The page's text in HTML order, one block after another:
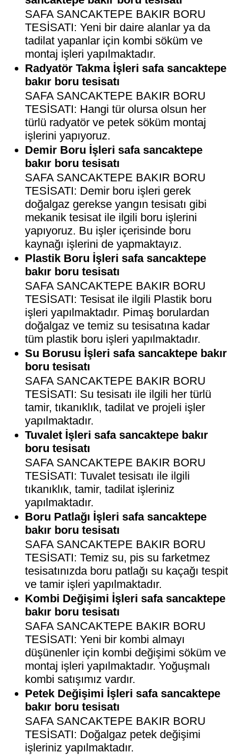
SAFA SANCAKTEPE BAKIR BORU
TESİSATI: Yeni bir daire alanlar ya da
tadilat yapanlar için kombi söküm ve
montaj işleri yapılmaktadır.
Radyatör Takma İşleri safa sancaktepe
bakır boru tesisatı
SAFA SANCAKTEPE BAKIR BORU
TESİSATI: Hangi tür olursa olsun her
türlü radyatör ve petek söküm montaj
işlerini yapıyoruz.
Demir Boru İşleri safa sancaktepe
bakır boru tesisatı
SAFA SANCAKTEPE BAKIR BORU
TESİSATI: Demir boru işleri gerek
doğalgaz gerekse yangın tesisatı gibi
mekanik tesisat ile ilgili boru işlerini
yapıyoruz. Bu işler içerisinde boru
kaynağı işlerini de yapmaktayız.
Plastik Boru İşleri safa sancaktepe
bakır boru tesisatı
SAFA SANCAKTEPE BAKIR BORU
TESİSATI: Tesisat ile ilgili Plastik boru
işleri yapılmaktadır. Pimaş borulardan
doğalgaz ve temiz su tesisatına kadar
tüm plastik boru işleri yapılmaktadır.
Su Borusu İşleri safa sancaktepe bakır
boru tesisatı
SAFA SANCAKTEPE BAKIR BORU
TESİSATI: Su tesisatı ile ilgili her türlü
tamir, tıkanıklık, tadilat ve projeli işler
yapılmaktadır.
Tuvalet İşleri safa sancaktepe bakır
boru tesisatı
SAFA SANCAKTEPE BAKIR BORU
TESİSATI: Tuvalet tesisatı ile ilgili
tıkanıklık, tamir, tadilat işleriniz
yapılmaktadır.
Boru Patlağı İşleri safa sancaktepe
bakır boru tesisatı
SAFA SANCAKTEPE BAKIR BORU
TESİSATI: Temiz su, pis su farketmez
tesisatınızda boru patlağı su kaçağı tespit
ve tamir işleri yapılmaktadır.
Kombi Değişimi İşleri safa sancaktepe
bakır boru tesisatı
SAFA SANCAKTEPE BAKIR BORU
TESİSATI: Yeni bir kombi almayı
düşünenler için kombi değişimi söküm ve
montaj işleri yapılmaktadır. Yoğuşmalı
kombi satışımız vardır.
Petek Değişimi İşleri safa sancaktepe
bakır boru tesisatı
SAFA SANCAKTEPE BAKIR BORU
TESİSATI: Doğalgaz petek değişimi
işleriniz yapılmaktadır.